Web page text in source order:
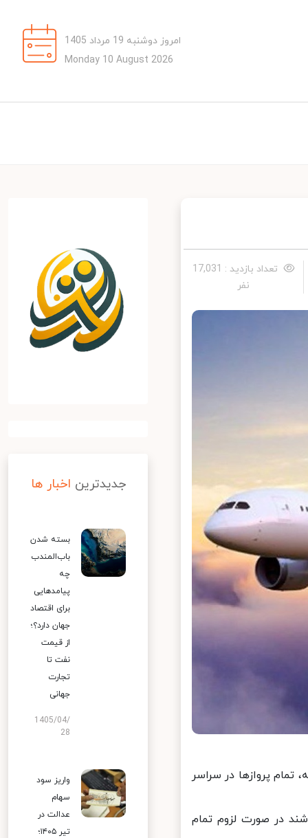
امروز دوشنبه 19 مرداد 1405
Monday 10 August 2026
تعداد بازدید : 17,031
نفر
پروازها در سراسر
در صورت لزوم تمام
جدیدترین اخبار ها
بسته شدن
باب‌المندب
چه
پیامدهایی
برای اقتصاد
جهان دارد؟؛
از قیمت
نفت تا
تجارت
جهانی
1405/04/
28
واریز سود
سهام
عدالت در
تیر ۱۴۰۵؛